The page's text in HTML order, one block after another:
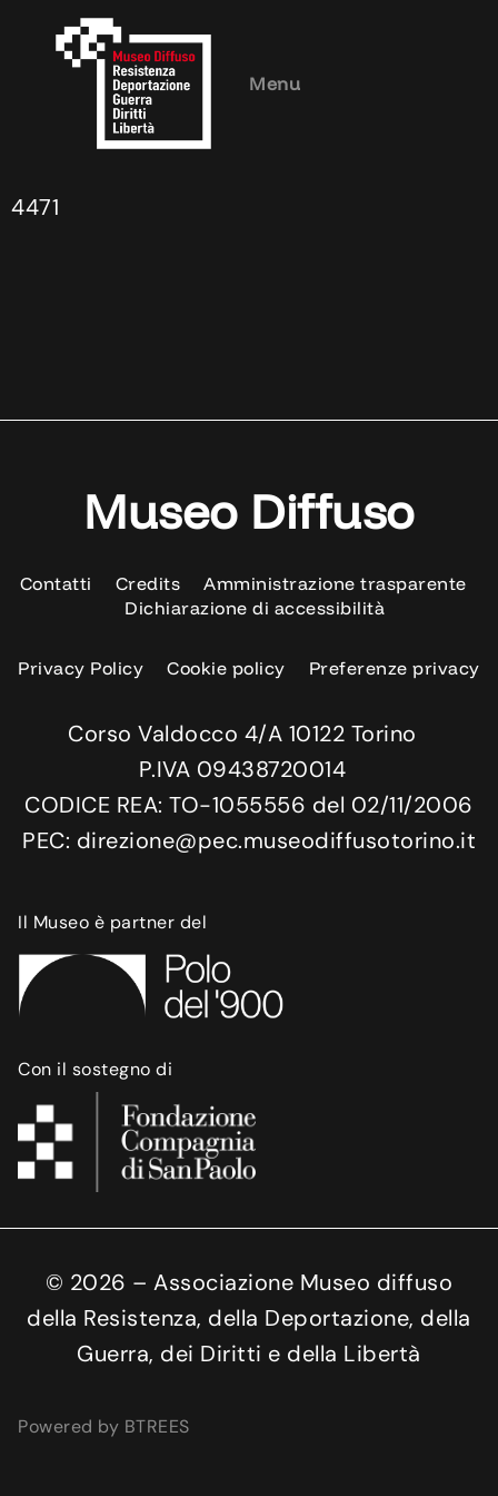
Menu
4471
Museo Diffuso
Contatti Credits
Amministrazione trasparente
Dichiarazione di accessibilità
Privacy Policy Cookie policy Preferenze privacy
Corso Valdocco 4/A 10122 Torino
P.IVA 09438720014
CODICE REA: TO-1055556 del 02/11/2006
PEC: direzione@pec.museodiffusotorino.it
Il Museo è partner del
Con il sostegno di
© 2026 – Associazione Museo diffuso
della Resistenza, della Deportazione, della
Guerra, dei Diritti e della Libertà
Powered by BTREES